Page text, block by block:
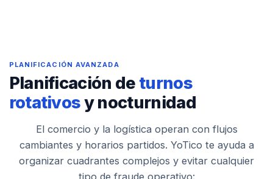
PLANIFICACIÓN AVANZADA
Planificación de turnos
rotativosy nocturnidad
El comercio y la logística operan con flujos
cambiantes y horarios partidos. YoTico te ayuda a
organizar cuadrantes complejos y evitar cualquier